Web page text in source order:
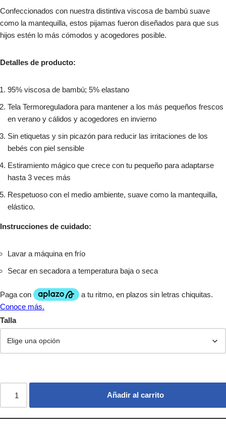
Confeccionados con nuestra distintiva viscosa de bambú suave
como la mantequilla, estos pijamas fueron diseñados para que sus
hijos estén lo más cómodos y acogedores posible.
Detalles de producto:
95% viscosa de bambú; 5% elastano
Tela Termoreguladora para mantener a los más pequeños frescos
en verano y cálidos y acogedores en invierno
Sin etiquetas y sin picazón para reducir las irritaciones de los
bebés con piel sensible
Estiramiento mágico que crece con tu pequeño para adaptarse
hasta 3 veces más
Respetuoso con el medio ambiente, suave como la mantequilla,
elástico.
Instrucciones de cuidado:
Lavar a máquina en frío
Secar en secadora a temperatura baja o seca
Talla
Añadir al carrito